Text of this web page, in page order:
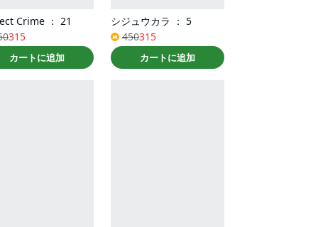
Crime ： 21
315
カートに追加
シジュウカラ ： 5
450315
カートに追加